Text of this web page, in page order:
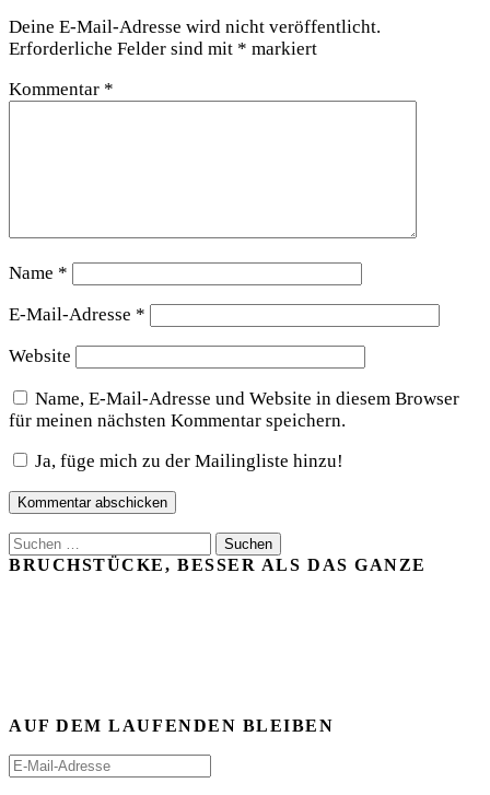
Deine E-Mail-Adresse wird nicht veröffentlicht.
Erforderliche Felder sind mit * markiert
Kommentar *
Name *
E-Mail-Adresse *
Website
Name, E-Mail-Adresse und Website in diesem Browser
für meinen nächsten Kommentar speichern.
Ja, füge mich zu der Mailingliste hinzu!
Suchen
nach:
BRUCHSTÜCKE, BESSER ALS DAS GANZE
AUF DEM LAUFENDEN BLEIBEN
E-